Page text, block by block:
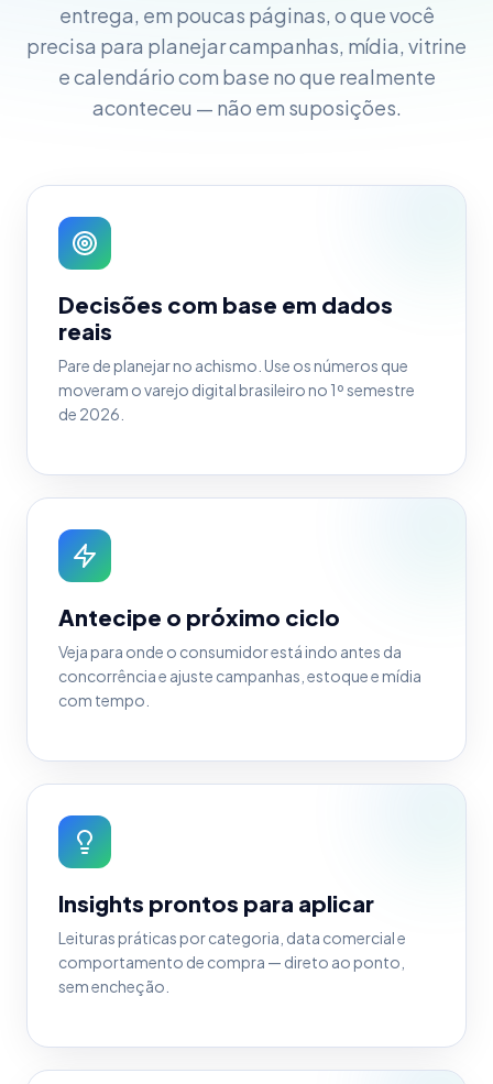
entrega, em poucas páginas, o que você
precisa para planejar campanhas, mídia, vitrine
e calendário com base no que realmente
aconteceu — não em suposições.
Decisões com base em dados
reais
Pare de planejar no achismo. Use os números que
moveram o varejo digital brasileiro no 1º semestre
de 2026.
Antecipe o próximo ciclo
Veja para onde o consumidor está indo antes da
concorrência e ajuste campanhas, estoque e mídia
com tempo.
Insights prontos para aplicar
Leituras práticas por categoria, data comercial e
comportamento de compra — direto ao ponto,
sem encheção.